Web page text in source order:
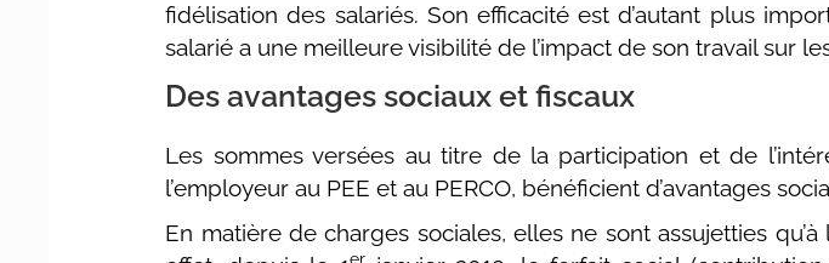
fidélisation des salariés. Son efficacité est d’autant plus
salarié a une meilleure visibilité de l’impact de son travail sur
Des avantages sociaux et fiscaux
Les sommes versées au titre de la participation et de
l’employeur au PEE et au PERCO, bénéficient d’avantages
En matière de charges sociales, elles ne sont assujetties